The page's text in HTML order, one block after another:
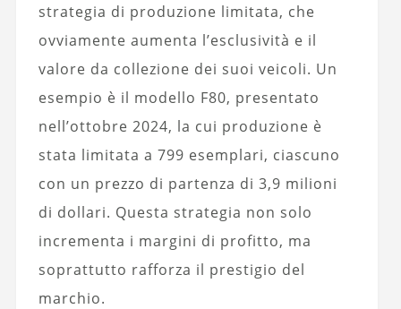
strategia di produzione limitata, che
ovviamente aumenta l’esclusività e il
valore da collezione dei suoi veicoli. Un
esempio è il modello F80, presentato
nell’ottobre 2024, la cui produzione è
stata limitata a 799 esemplari, ciascuno
con un prezzo di partenza di 3,9 milioni
di dollari. Questa strategia non solo
incrementa i margini di profitto, ma
soprattutto rafforza il prestigio del
marchio.